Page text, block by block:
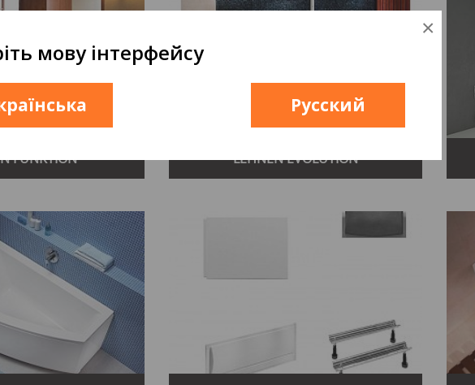
FUNKTION LEHNEN EVOLUTION
×
мову інтерфейсу
Русский